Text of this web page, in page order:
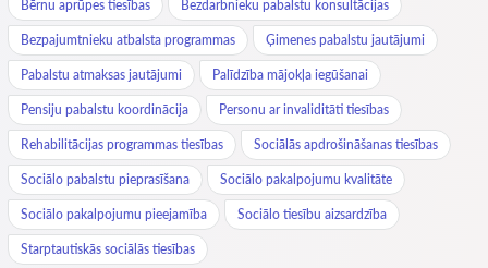
Bērnu aprūpes tiesības Bezdarbnieku pabalstu konsultācijas
Bezpajumtnieku atbalsta programmas Ģimenes pabalstu jautājumi
Pabalstu atmaksas jautājumi Palīdzība mājokļa iegūšanai
Pensiju pabalstu koordinācija Personu ar invaliditāti tiesības
Rehabilitācijas programmas tiesības Sociālās apdrošināšanas tiesības
Sociālo pabalstu pieprasīšana Sociālo pakalpojumu kvalitāte
Sociālo pakalpojumu pieejamība Sociālo tiesību aizsardzība
Starptautiskās sociālās tiesības